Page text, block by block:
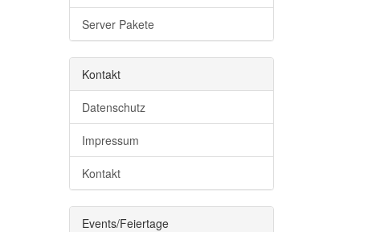
Server Pakete
Kontakt
Datenschutz
Impressum
Kontakt
Events/Feiertage